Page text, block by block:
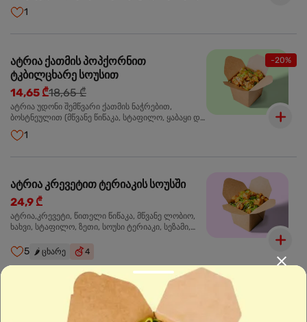
ნიორი) ტერიაკის სოუსით, მწვანე ლობიო. სეზამის
მარცვლები,ხახვი,მწვანე ხახვი
1
-20%
ატრია ქათმის პოპქორნით
ტკბილცხარე სოუსით
14,65 ₾18,65 ₾
ატრია უდონი შემწვარი ქათმის ნაჭრებით,
ბოსტნეულით (მწვანე წიწაკა, სტაფილო, ყაბაყი და
ნიორი) ტკბილ-ცხარე სოუსით, მწვანე ლობიო.
სეზამის მარცვლები,ხახვი,მწვანე ხახვი
1
ატრია კრევეტით ტერიაკის სოუსში
24,9 ₾
ატრია,კრევეტი, წითელი წიწაკა, მწვანე ლობიო,
ხახვი, სტაფილო, ზეთი, სოუსი ტერიაკი, სეზამი,
5 🌶️ ცხარე 4
ბრინჯი კრევეტით